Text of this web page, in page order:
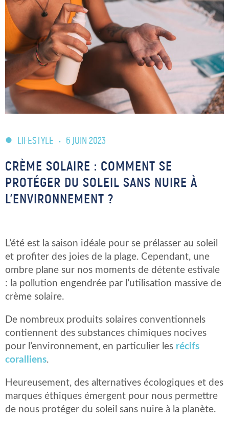
LIFESTYLE • 6 JUIN 2023
CRÈME SOLAIRE : COMMENT SE
PROTÉGER DU SOLEIL SANS NUIRE À
L’ENVIRONNEMENT ?
L’été est la saison idéale pour se prélasser au soleil
et profiter des joies de la plage. Cependant, une
ombre plane sur nos moments de détente estivale
: la pollution engendrée par l’utilisation massive de
crème solaire.
De nombreux produits solaires conventionnels
contiennent des substances chimiques nocives
pour l’environnement, en particulier les récifs
coralliens.
Heureusement, des alternatives écologiques et des
marques éthiques émergent pour nous permettre
de nous protéger du soleil sans nuire à la planète.